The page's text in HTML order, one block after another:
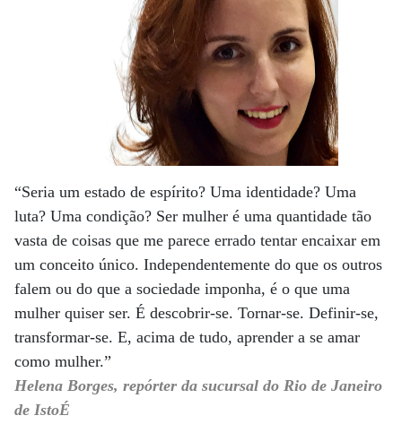
“Seria um estado de espírito? Uma identidade? Uma
luta? Uma condição? Ser mulher é uma quantidade tão
vasta de coisas que me parece errado tentar encaixar em
um conceito único. Independentemente do que os outros
falem ou do que a sociedade imponha, é o que uma
mulher quiser ser. É descobrir-se. Tornar-se. Definir-se,
transformar-se. E, acima de tudo, aprender a se amar
como mulher.”
Helena Borges, repórter da sucursal do Rio de Janeiro
de IstoÉ